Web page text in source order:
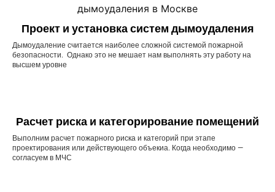
Проект и установка систем дымоудаления
Дымоудаление считается наиболее сложной системой пожарной
безопасности. Однако это не мешает нам выполнять эту работу на
высшем уровне
Расчет риска и категорирование помещений
Выполним расчет пожарного риска и категорий при этапе
проектирования или действующего объекиа. Когда необходимо —
согласуем в МЧС